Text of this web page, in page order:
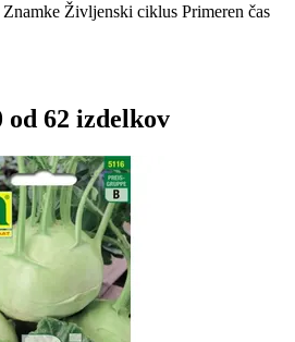
Znamke Življenski ciklus Primeren čas
od 62 izdelkov